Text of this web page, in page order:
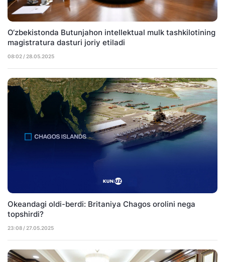
O‘zbekistonda Butunjahon intellektual mulk tashkilotining
magistratura dasturi joriy etiladi
08:02 / 28.05.2025
Okeandagi oldi-berdi: Britaniya Chagos orolini nega
topshirdi?
23:08 / 27.05.2025